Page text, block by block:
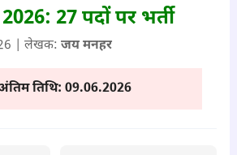
27 पदों पर भर्ती
| लेखक: जय मनहर
तिथि: 09.06.2026